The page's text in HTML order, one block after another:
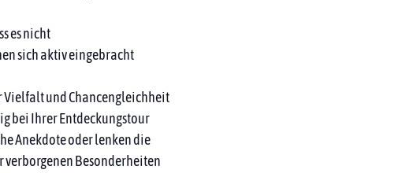
es nicht
sich aktiv eingebracht
Vielfalt und Chancengleichheit
bei Ihrer Entdeckungstour
Anekdote oder lenken die
Besonderheiten